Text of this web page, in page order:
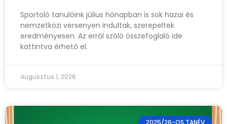
Sportoló tanulóink július hónapban is sok hazai és
nemzetközi versenyen indultak, szerepeltek
eredményesen. Az erről szóló összefoglaló ide
kattintva érhető el.
augusztus 1, 2026